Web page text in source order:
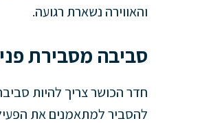
והאווירה נשארת רגועה.
סביבה מסבירת
חדר הכושר צריך להיות
להסביר למתאמנים את